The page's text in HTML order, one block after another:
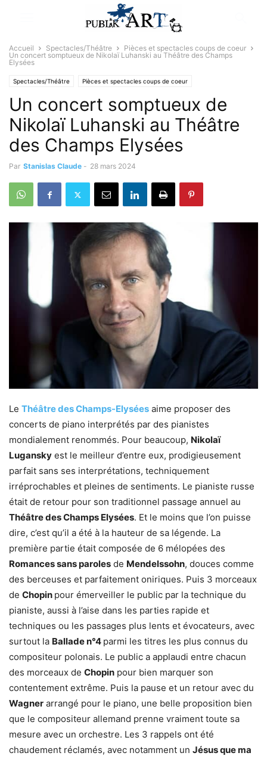
Accueil Spectacles/Théâtre
Pièces et spectacles coups de coeur
Un concert somptueux de Nikolaï Luhanski au Théâtre des Champs
Elysées
Spectacles/Théâtre Pièces et spectacles coups de coeur
Sélectionné par la rédaction
Un concert somptueux de
Nikolaï Luhanski au Théâtre
des Champs Elysées
Par Stanislas Claude - 28 mars 2024
Le Théâtre des Champs-Elysées aime proposer des
concerts de piano interprétés par des pianistes
mondialement renommés. Pour beaucoup, Nikolaï
Lugansky est le meilleur d’entre eux, prodigieusement
parfait sans ses interprétations, techniquement
irréprochables et pleines de sentiments. Le pianiste russe
était de retour pour son traditionnel passage annuel au
Théâtre des Champs Elysées. Et le moins que l’on puisse
dire, c’est qu’il a été à la hauteur de sa légende. La
première partie était composée de 6 mélopées des
Romances sans paroles de Mendelssohn, douces comme
des berceuses et parfaitement oniriques. Puis 3 morceaux
de Chopin pour émerveiller le public par la technique du
pianiste, aussi à l’aise dans les parties rapide et
techniques ou les passages plus lents et évocateurs, avec
surtout la Ballade n°4 parmi les titres les plus connus du
compositeur polonais. Le public a applaudi entre chacun
des morceaux de Chopin pour bien marquer son
contentement extrême. Puis la pause et un retour avec du
Wagner arrangé pour le piano, une belle proposition bien
que le compositeur allemand prenne vraiment toute sa
mesure avec un orchestre. Les 3 rappels ont été
chaudement réclamés, avec notamment un Jésus que ma